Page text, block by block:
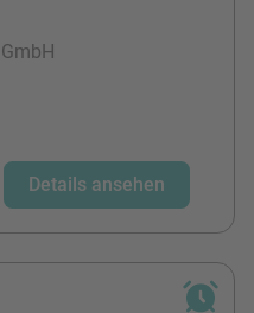
Details ansehen